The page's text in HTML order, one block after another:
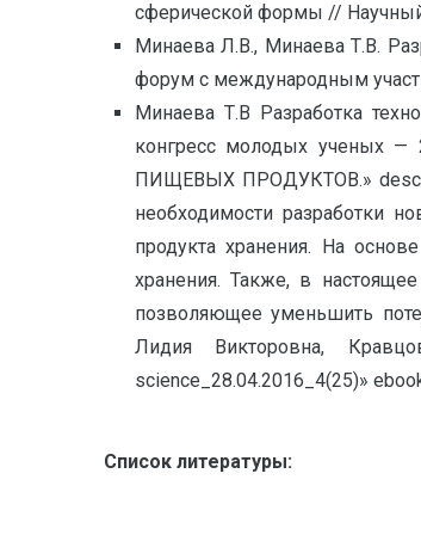
сферической формы //
Минаева Л.В., Минаева Т.В.
форум с международным
Минаева Т.В Разработка
конгресс молодых ученых
ПИЩЕВЫХ ПРОДУКТОВ.»
необходимости разработки
продукта хранения. На
хранения. Также, в
позволяющее уменьшить
Лидия Викторовна,
science_28.04.2016_4(25)»
Список литературы: